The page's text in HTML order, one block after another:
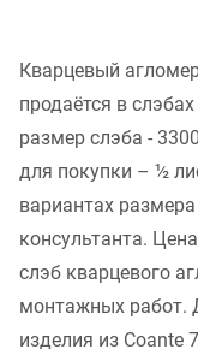
Кварцевый
продаётся в
размер слэба -
для покупки – ½
вариантах
консультанта.
слэб кварцевого
монтажных работ.
изделия из Coante